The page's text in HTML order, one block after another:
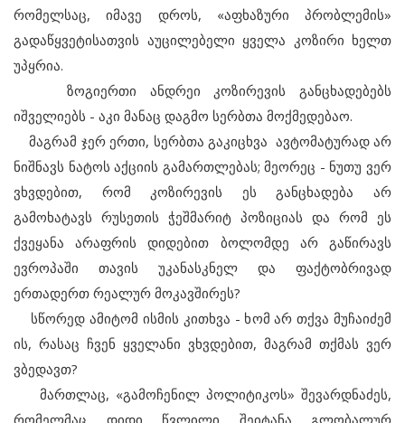
რომელსაც, იმავე დროს, «აფხაზური პრობლემის»
გადაწყვეტისათვის აუცილებელი ყველა კოზირი ხელთ
უპყრია.
ზოგიერთი ანდრეი კოზირევის განცხადებებს
იშველიებს - აკი მანაც დაგმო სერბთა მოქმედებაო.
მაგრამ ჯერ ერთი, სერბთა გაკიცხვა ავტომატურად არ
ნიშნავს ნატოს აქციის გამართლებას; მეორეც - ნუთუ ვერ
ვხვდებით, რომ კოზირევის ეს განცხადება არ
გამოხატავს რუსეთის ჭეშმარიტ პოზიციას და რომ ეს
ქვეყანა არაფრის დიდებით ბოლომდე არ გაწირავს
ევროპაში თავის უკანასკნელ და ფაქტობრივად
ერთადერთ რეალურ მოკავშირეს?
სწორედ ამიტომ ისმის კითხვა - ხომ არ თქვა მუჩაიძემ
ის, რასაც ჩვენ ყველანი ვხვდებით, მაგრამ თქმას ვერ
ვბედავთ?
მართლაც, «გამოჩენილ პოლიტიკოს» შევარდნაძეს,